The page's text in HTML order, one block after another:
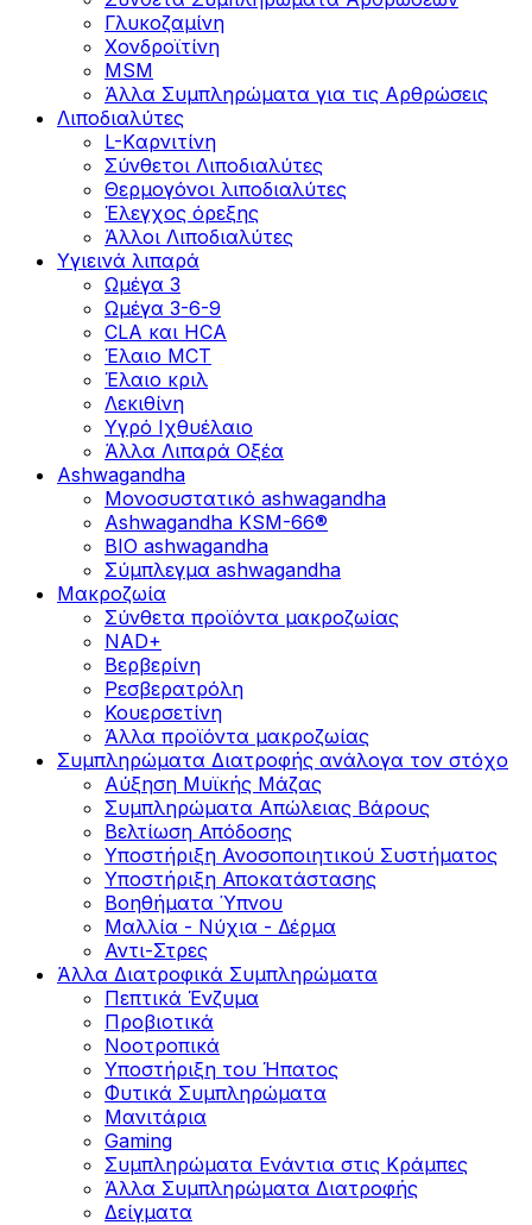
Γλυκοζαμίνη
Χονδροϊτίνη
MSM
Άλλα Συμπληρώματα για τις Αρθρώσεις
Λιποδιαλύτες
L-Kαρνιτίνη
Σύνθετοι Λιποδιαλύτες
Θερμογόνοι λιποδιαλύτες
Έλεγχος όρεξης
Άλλοι Λιποδιαλύτες
Υγιεινά λιπαρά
Ωμέγα 3
Ωμέγα 3-6-9
CLA και HCA
Έλαιο MCT
Έλαιο κριλ
Λεκιθίνη
Υγρό Ιχθυέλαιο
Άλλα Λιπαρά Οξέα
Ashwagandha
Μονοσυστατικό ashwagandha
Ashwagandha KSM-66®
BIO ashwagandha
Σύμπλεγμα ashwagandha
Μακροζωία
Σύνθετα προϊόντα μακροζωίας
NAD+
Βερβερίνη
Ρεσβερατρόλη
Κουερσετίνη
Άλλα προϊόντα μακροζωίας
Συμπληρώματα Διατροφής ανάλογα τον στόχο
Αύξηση Μυϊκής Μάζας
Συμπληρώματα Aπώλειας Βάρους
Βελτίωση Απόδοσης
Υποστήριξη Ανοσοποιητικού Συστήματος
Yποστήριξη Αποκατάστασης
Βοηθήματα Ύπνου
Μαλλία - Νύχια - Δέρμα
Αντι-Στρες
Άλλα Διατροφικά Συμπληρώματα
Πεπτικά Ένζυμα
Προβιοτικά
Νοοτροπικά
Υποστήριξη του Ήπατος
Φυτικά Συμπληρώματα
Μανιτάρια
Gaming
Συμπληρώματα Ενάντια στις Κράμπες
Άλλα Συμπληρώματα Διατροφής
Δείγματα